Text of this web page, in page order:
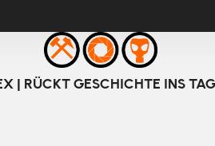
| RÜCKT GESCHICHTE INS